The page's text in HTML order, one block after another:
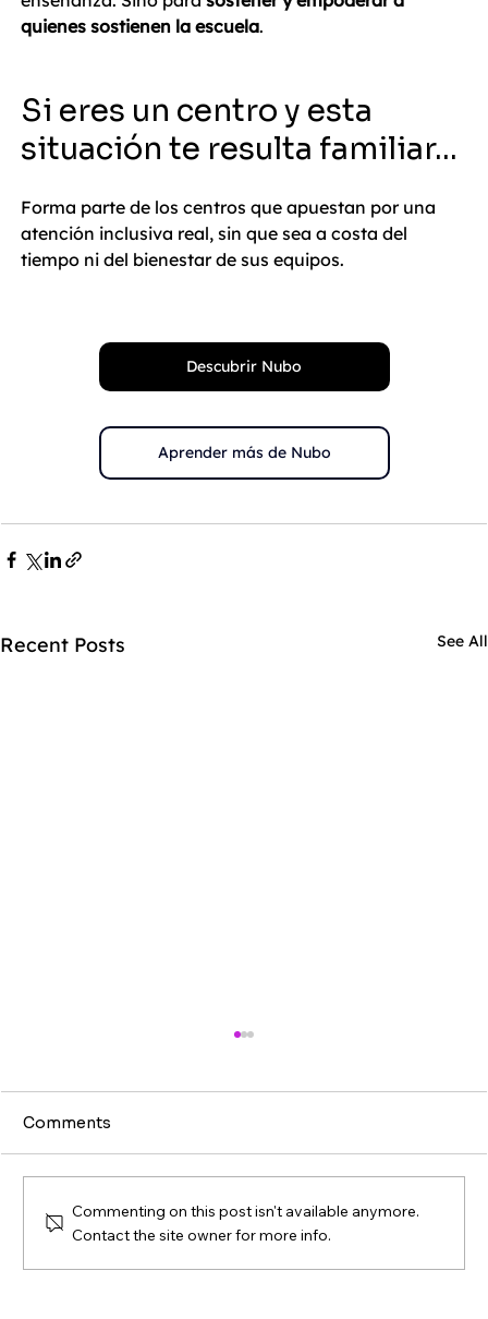
quienes sostienen la escuela.
Si eres un centro y esta
situación te resulta familiar…
Forma parte de los centros que apuestan por una
atención inclusiva real, sin que sea a costa del
tiempo ni del bienestar de sus equipos.
Descubrir Nubo
Aprender más de Nubo
Recent Posts See All
Comments
Commenting on this post isn't available anymore.
Contact the site owner for more info.